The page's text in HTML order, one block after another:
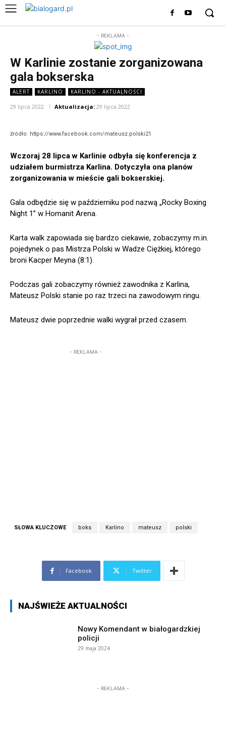
- REKLAMA -
W Karlinie zostanie zorganizowana
gala bokserska
ALERT KARLINO KARLINO - AKTUALNOŚCI
29 lipca 2022 Aktualizacja: 29 lipca 2022
źródło: https://www.facebook.com/mateusz.polski21
Wczoraj 28 lipca w Karlinie odbyła się konferencja z
udziałem burmistrza Karlina. Dotyczyła ona planów
zorganizowania w mieście gali bokserskiej.
Gala odbędzie się w październiku pod nazwą „Rocky Boxing
Night 1” w Homanit Arena.
Karta walk zapowiada się bardzo ciekawie, zobaczymy m.in.
pojedynek o pas Mistrza Polski w Wadze Ciężkiej, którego
broni Kacper Meyna (8:1).
Podczas gali zobaczymy również zawodnika z Karlina,
Mateusz Polski stanie po raz trzeci na zawodowym ringu.
Mateusz dwie poprzednie walki wygrał przed czasem.
- REKLAMA -
SŁOWA KLUCZOWE boks Karlino mateusz polski
Facebook Twitter
NAJŚWIEŻE AKTUALNOŚCI
Nowy Komendant w białogardzkiej
policji
29 maja 2024
- REKLAMA -